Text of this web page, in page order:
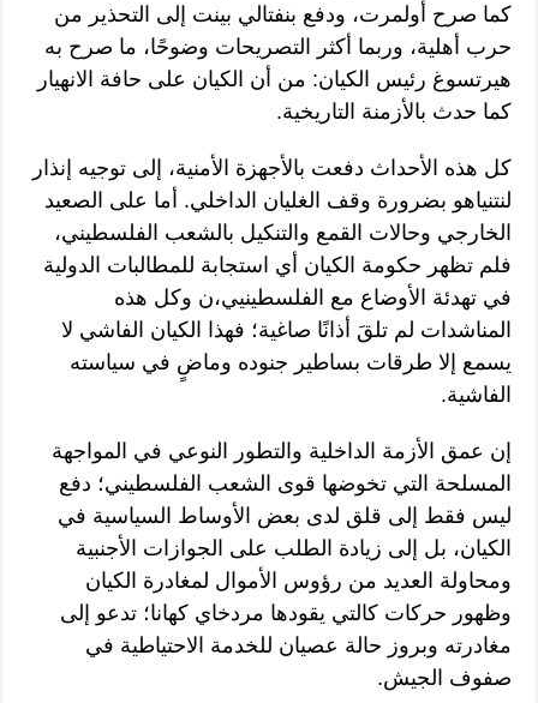
كما صرح أولمرت، ودفع بنفتالي بينت إلى التحذير من
حرب أهلية، وربما أكثر التصريحات وضوحًا، ما صرح به
هيرتسوغ رئيس الكيان: من أن الكيان على حافة الانهيار
كما حدث بالأزمنة التاريخية.
كل هذه الأحداث دفعت بالأجهزة الأمنية، إلى توجيه إنذار
لنتنياهو بضرورة وقف الغليان الداخلي. أما على الصعيد
الخارجي وحالات القمع والتنكيل بالشعب الفلسطيني،
فلم تظهر حكومة الكيان أي استجابة للمطالبات الدولية
في تهدئة الأوضاع مع الفلسطينيي،ن وكل هذه
المناشدات لم تلقَ أذانًا صاغية؛ فهذا الكيان الفاشي لا
يسمع إلا طرقات بساطير جنوده وماضٍ في سياسته
الفاشية.
إن عمق الأزمة الداخلية والتطور النوعي في المواجهة
المسلحة التي تخوضها قوى الشعب الفلسطيني؛ دفع
ليس فقط إلى قلق لدى بعض الأوساط السياسية في
الكيان، بل إلى زيادة الطلب على الجوازات الأجنبية
ومحاولة العديد من رؤوس الأموال لمغادرة الكيان
وظهور حركات كالتي يقودها مردخاي كهانا؛ تدعو إلى
مغادرته وبروز حالة عصيان للخدمة الاحتياطية في
صفوف الجيش.